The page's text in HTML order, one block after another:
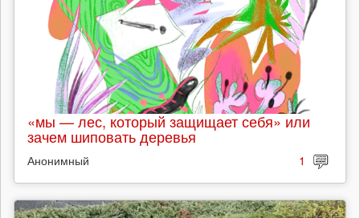
«мы — лес, который защищает себя» или
зачем шиповать деревья
Анонимный 1